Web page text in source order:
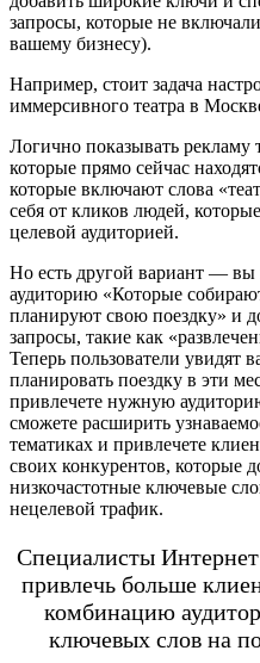
запросы, которые не
вашему бизнесу).
Например, стоит задача
иммерсивного театра в
Логично показывать рекламу
которые прямо сейчас
которые включают слова
себя от кликов людей,
целевой аудиторией.
Но есть другой вариант — вы
аудиторию «Которые
планируют свою поездку» и
запросы, такие как
Теперь пользователи увидят
планировать поездку в эти
привлечете нужную
сможете расширить
тематиках и привлечете
своих конкурентов, которые
низкочастотные ключевые
нецелевой трафик.
Специалисты
привлечь больше
комбинацию
ключевых слов на